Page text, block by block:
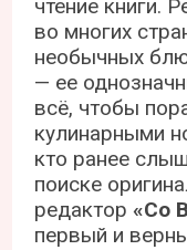
чтение книги.
во многих
необычных
— ее
всё, чтобы
кулинарными
кто ранее
поиске
редактор«Со
первый и